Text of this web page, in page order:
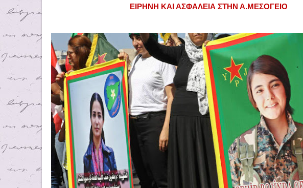
ΕΙΡΗΝΗ ΚΑΙ ΑΣΦΑΛΕΙΑ ΣΤΗΝ Α.ΜΕΣΟΓΕΙΟ